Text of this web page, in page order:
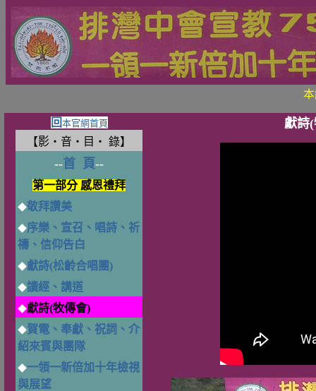
回 本官網首頁
【影‧音‧目‧ 錄】
--首 頁--
第一部分 感恩禮拜
◆敬拜讚美
◆序樂、宣召、唱詩、祈
禱、信仰告白
◆獻詩(松齡合唱團)
◆讀經、講道
◆獻詩(牧傳會)
◆賀電、奉獻、祝詞、介
紹來賓與團隊
◆一領一新倍加十年檢視
與展望
獻詩